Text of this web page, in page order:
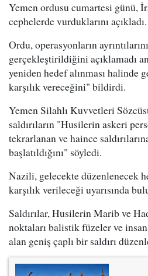
Yemen ordusu cumartesi günü,
cephelerde vurduklarını açıkladı.
Ordu, operasyonların
gerçekleştirildiğini açıklamadı
yeniden hedef alınması halinde
karşılık vereceğini" bildirdi.
Yemen Silahlı Kuvvetleri
saldırıların "Husilerin askeri
tekrarlanan ve haince
başlatıldığını" söyledi.
Nazili, gelecekte düzenlenecek
karşılık verileceği uyarısında
Saldırılar, Husilerin Marib ve
noktaları balistik füzeler ve
alan geniş çaplı bir saldırı